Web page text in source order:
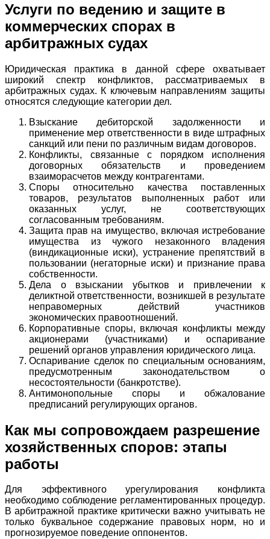
Услуги по ведению и защите в
коммерческих спорах в
арбитражных судах
Юридическая практика в данной сфере охватывает
широкий спектр конфликтов, рассматриваемых в
арбитражных судах. К ключевым направлениям защиты
относятся следующие категории дел.
Взыскание дебиторской задолженности и
применение мер ответственности в виде штрафных
санкций или пени по различным видам договоров.
Конфликты, связанные с порядком исполнения
договорных обязательств и проведением
взаиморасчетов между контрагентами.
Споры относительно качества поставленных
товаров, результатов выполненных работ или
оказанных услуг, не соответствующих
согласованным требованиям.
Защита прав на имущество, включая истребование
имущества из чужого незаконного владения
(виндикационные иски), устранение препятствий в
пользовании (негаторные иски) и признание права
собственности.
Дела о взыскании убытков и привлечении к
деликтной ответственности, возникшей в результате
неправомерных действий участников
экономических правоотношений.
Корпоративные споры, включая конфликты между
акционерами (участниками) и оспаривание
решений органов управления юридического лица.
Оспаривание сделок по специальным основаниям,
предусмотренным законодательством о
несостоятельности (банкротстве).
Антимонопольные споры и обжалование
предписаний регулирующих органов.
Как мы сопровождаем разрешение
хозяйственных споров: этапы
работы
Для эффективного урегулирования конфликта
необходимо соблюдение регламентированных процедур.
В арбитражной практике критически важно учитывать не
только буквальное содержание правовых норм, но и
прогнозируемое поведение оппонентов.